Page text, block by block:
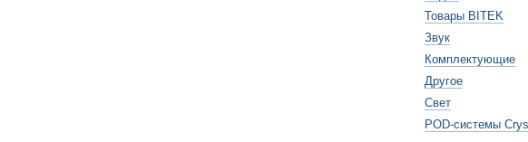
Товары BITEK
Звук
Комплектующие
Другое
Свет
POD-системы